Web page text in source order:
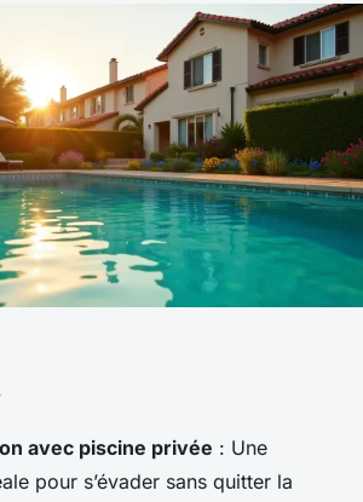
avec piscine privée : Une
pour s’évader sans quitter la